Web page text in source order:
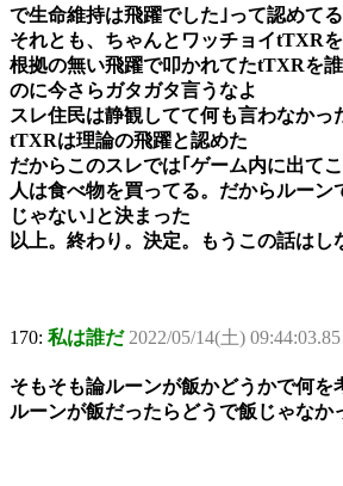
で生命維持は飛躍でした｣って認めて
それとも、ちゃんとワッチョイtTXR
根拠の無い飛躍で叩かれてたtTXRを
のに今さらガタガタ言うなよ
スレ住民は静観してて何も言わなかっ
tTXRは理論の飛躍と認めた
だからこのスレでは｢ゲーム内に出て
人は食べ物を買ってる。だからルーン
じゃない｣と決まった
以上。終わり。決定。もうこの話はし
170: 私は誰だ 2022/05/14(土)
そもそも論ルーンが飯かどうかで何を
ルーンが飯だったらどうで飯じゃなか